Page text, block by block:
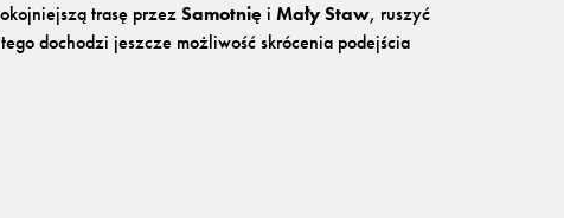
trasę przezSamotnięi Mały Staw, ruszyć
dochodzi jeszcze możliwość skrócenia podejścia